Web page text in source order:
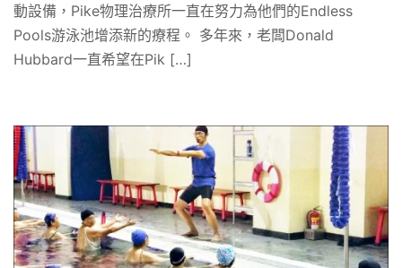
動設備，Pike物理治療所一直在努力為他們的Endless
Pools游泳池增添新的療程。 多年來，老闆Donald
Hubbard一直希望在Pik […]